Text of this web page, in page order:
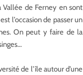
Vallée de Ferney en sont
l’occasion de passer un
On peut y faire de la
de l’île autour d’une